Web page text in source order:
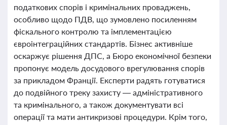
податкових спорів і кримінальних проваджень,
особливо щодо ПДВ, що зумовлено посиленням
фіскального контролю та імплементацією
євроінтеграційних стандартів. Бізнес активніше
оскаржує рішення ДПС, а Бюро економічної безпеки
пропонує модель досудового врегулювання спорів
за прикладом Франції. Експерти радять готуватися
до подвійного треку захисту — адміністративного
та кримінального, а також документувати всі
операції та мати антикризові процедури. Крім того,